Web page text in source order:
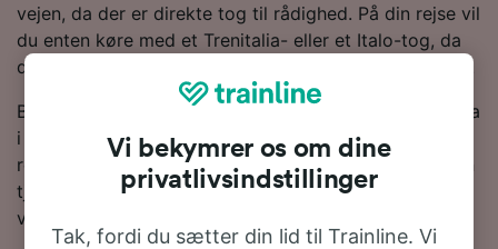
vejen, da der er direkte tog til rådighed. På din rejse vil
du enten køre med et Trenitalia- eller et Italo-tog, da
de er de største operatører af tjenester på denne rute.
Bestil togbilletter fra Venezia Mestre til Roma Tiburtina
i forvejen i stedet for at købe dem på selve
rejsedagen, og du vil få de billigste billetpriser. Du kan
tjekke priser fra Venezia Mestre til Roma Tiburtina i
vores Rejseplanlægger.
Vi bekymrer os om dine
privatlivsindstillinger
Tak, fordi du sætter din lid til Trainline. Vi